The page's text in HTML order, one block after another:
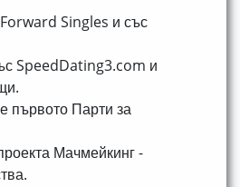
Singles и със
SpeedDating3.com и
първото Парти за
Мачмейкинг -